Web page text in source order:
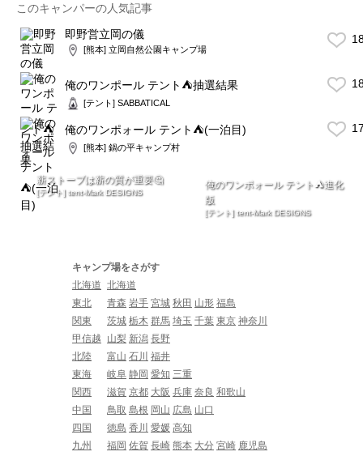
このキャンパーの人気記事
即野営立岡の儀
[熊本] 立岡自然公園キャンプ場
俺のワンポール テント⛺️抽選結果
[テント] SABBATICAL
俺のワンポォール テント⛺️(一泊目)
[熊本] 鍋の平キャンプ村
薪ストーブは薪の質が重要🤔
[テント] tent-Mark DESIGNS
俺のワンポォール テント⛺️進化
版
[テント] tent-Mark DESIGNS
キャンプ場をさがす
北海道 北海道
東北
青森 岩手 宮城 秋田 山形 福島
関東
茨城 栃木 群馬 埼玉 千葉 東京 神奈川
甲信越
山梨 新潟 長野
北陸
富山 石川 福井
東海
岐阜 静岡 愛知 三重
関西
滋賀 京都 大阪 兵庫 奈良 和歌山
中国
鳥取 島根 岡山 広島 山口
四国
徳島 香川 愛媛 高知
九州
福岡 佐賀 長崎 熊本 大分 宮崎 鹿児島